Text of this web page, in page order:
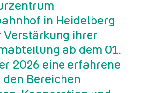
in Heidelberg
Verstärkung ihrer
ab dem 01.
2026 eine erfahrene
den Bereichen